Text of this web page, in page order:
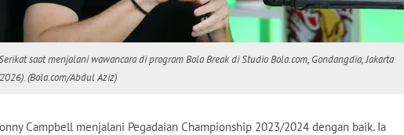
saat menjalani wawancara di program Bola Break di Studio Bola.com, Gondangdia, Jakarta
(Bola.com/Abdul Aziz)
Campbell menjalani Pegadaian Championship 2023/2024 dengan baik. Ia